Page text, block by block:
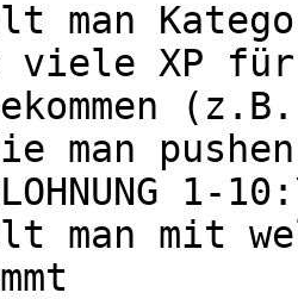
viele XP
man
1-